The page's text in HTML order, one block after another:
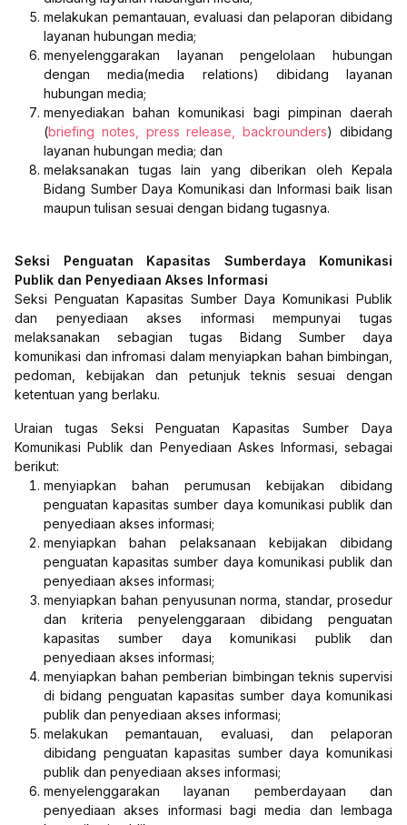
melakukan pemantauan, evaluasi dan pelaporan dibidang
layanan hubungan media;
menyelenggarakan layanan pengelolaan hubungan
dengan media(media relations) dibidang layanan
hubungan media;
menyediakan bahan komunikasi bagi pimpinan daerah
(briefing notes, press release, backrounders) dibidang
layanan hubungan media; dan
melaksanakan tugas lain yang diberikan oleh Kepala
Bidang Sumber Daya Komunikasi dan Informasi baik lisan
maupun tulisan sesuai dengan bidang tugasnya.
Seksi Penguatan Kapasitas Sumberdaya Komunikasi
Publik dan Penyediaan Akses Informasi
Seksi Penguatan Kapasitas Sumber Daya Komunikasi Publik
dan penyediaan akses informasi mempunyai tugas
melaksanakan sebagian tugas Bidang Sumber daya
komunikasi dan infromasi dalam menyiapkan bahan bimbingan,
pedoman, kebijakan dan petunjuk teknis sesuai dengan
ketentuan yang berlaku.
Uraian tugas Seksi Penguatan Kapasitas Sumber Daya
Komunikasi Publik dan Penyediaan Askes Informasi, sebagai
berikut:
menyiapkan bahan perumusan kebijakan dibidang
penguatan kapasitas sumber daya komunikasi publik dan
penyediaan akses informasi;
menyiapkan bahan pelaksanaan kebijakan dibidang
penguatan kapasitas sumber daya komunikasi publik dan
penyediaan akses informasi;
menyiapkan bahan penyusunan norma, standar, prosedur
dan kriteria penyelenggaraan dibidang penguatan
kapasitas sumber daya komunikasi publik dan
penyediaan akses informasi;
menyiapkan bahan pemberian bimbingan teknis supervisi
di bidang penguatan kapasitas sumber daya komunikasi
publik dan penyediaan akses informasi;
melakukan pemantauan, evaluasi, dan pelaporan
dibidang penguatan kapasitas sumber daya komunikasi
publik dan penyediaan akses informasi;
menyelenggarakan layanan pemberdayaan dan
penyediaan akses informasi bagi media dan lembaga